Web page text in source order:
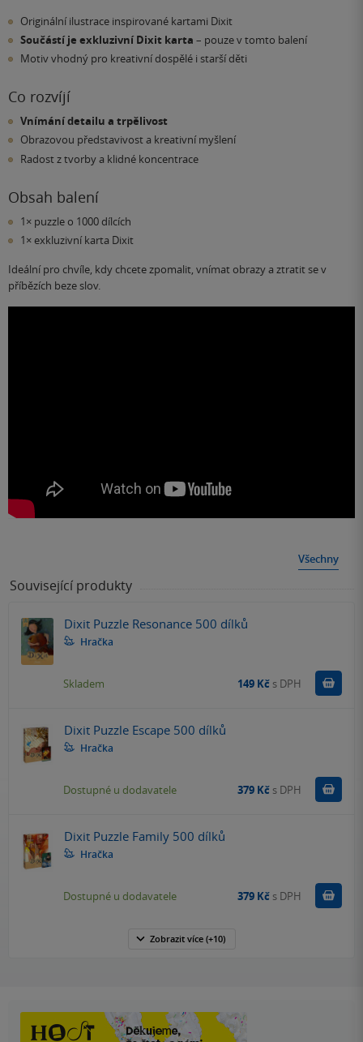
Originální ilustrace inspirované kartami Dixit
Součástí je exkluzivní Dixit karta – pouze v tomto balení
Motiv vhodný pro kreativní dospělé i starší děti
Co rozvíjí
Vnímání detailu a trpělivost
Obrazovou představivost a kreativní myšlení
Radost z tvorby a klidné koncentrace
Obsah balení
1× puzzle o 1000 dílcích
1× exkluzivní karta Dixit
Ideální pro chvíle, kdy chcete zpomalit, vnímat obrazy a ztratit se v
příbězích beze slov.
Všechny
Související produkty
Dixit Puzzle Resonance 500 dílků
Hračka
Skladem 149 Kč s DPH
Dixit Puzzle Escape 500 dílků
Hračka
Dostupné u dodavatele 379 Kč s DPH
Dixit Puzzle Family 500 dílků
Hračka
Dostupné u dodavatele 379 Kč s DPH
Zobrazit více(+10)